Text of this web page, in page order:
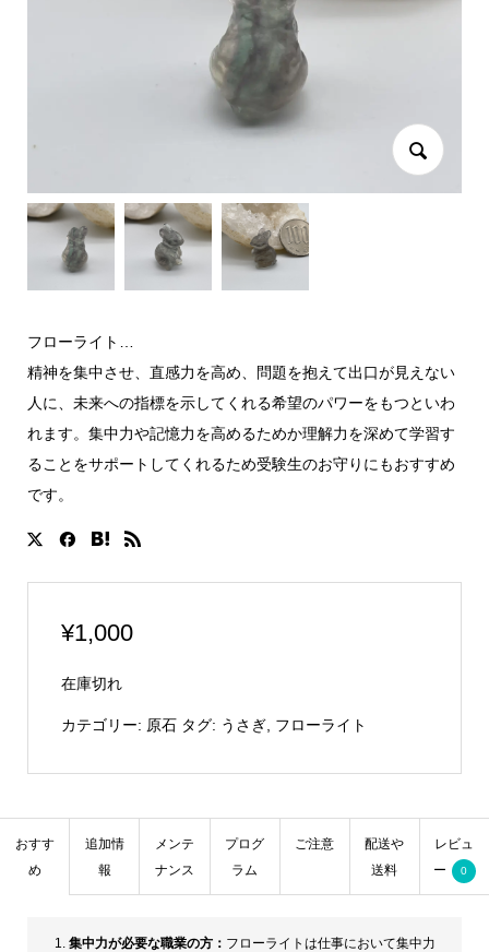
フローライト…
精神を集中させ、直感力を高め、問題を抱えて出口が見えない
人に、未来への指標を示してくれる希望のパワーをもつといわ
れます。集中力や記憶力を高めるためか理解力を深めて学習す
ることをサポートしてくれるため受験生のお守りにもおすすめ
です。
¥1,000
在庫切れ
カテゴリー: 原石 タグ: うさぎ, フローライト
おすす
め
追加情
報
メンテ
ナンス
プログ
ラム
ご注意
配送や
送料
レビュ
ー
0
集中力が必要な職業の方： フローライトは仕事において集中力